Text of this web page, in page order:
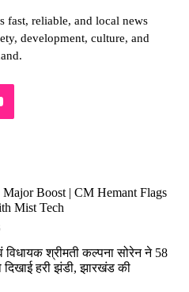
fast, reliable, and local news
development, culture, and
Major Boost | CM Hemant Flags
Mist Tech
विधायक श्रीमती कल्पना सोरेन ने 58
हरी झंडी, झारखंड की